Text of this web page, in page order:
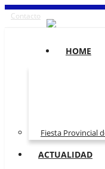
Contacto
HOME
Fiesta Provincial
ACTUALIDAD